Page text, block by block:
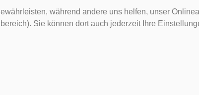
während andere uns helfen, unser
Sie können dort auch jederzeit Ihre